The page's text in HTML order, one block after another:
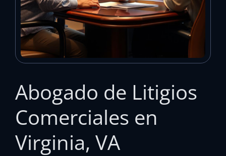
Abogado de Litigios
Comerciales en
Virginia, VA